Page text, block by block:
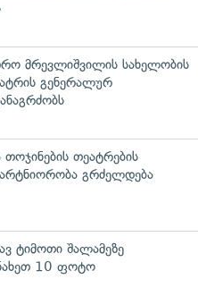
მრევლიშვილის სახელობის
გენერალურ
თოჯინების თეატრების
გრძელდება
ტიმოთი შალამეზე
10 ფოტო